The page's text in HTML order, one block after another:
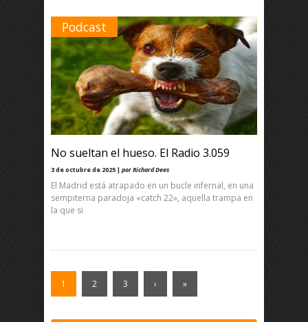
Podcast
No sueltan el hueso. El Radio 3.059
3 de octubre de 2025 | por Richard Dees
El Madrid está atrapado en un bucle infernal, en una
sempiterna paradoja «catch 22», aquella trampa en
la que si
1 2 3 › »